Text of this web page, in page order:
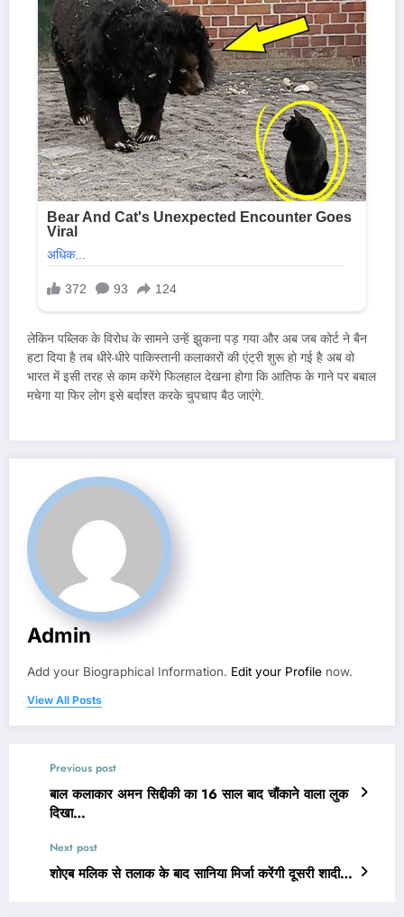
लेकिन पब्लिक के विरोध के सामने उन्हें झुकना पड़ गया और अब जब कोर्ट ने बैन
हटा दिया है तब धीरे-धीरे पाकिस्तानी कलाकारों की एंट्री शुरू हो गई है अब वो
भारत में इसी तरह से काम करेंगे फिलहाल देखना होगा कि आतिफ के गाने पर बबाल
मचेगा या फिर लोग इसे बर्दाश्त करके चुपचाप बैठ जाएंगे.
Admin
Add your Biographical Information. Edit your Profile now.
View All Posts
Previous post
बाल कलाकार अमन सिद्दीकी का 16 साल बाद चौंकाने वाला लुक
दिखा…
Next post
शोएब मलिक से तलाक के बाद सानिया मिर्जा करेंगी दूसरी शादी…